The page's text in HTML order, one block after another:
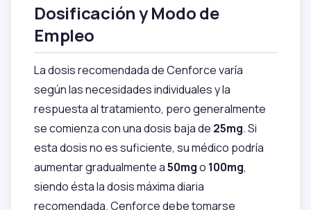
Dosificación y Modo de
Empleo
La dosis recomendada de Cenforce varía
según las necesidades individuales y la
respuesta al tratamiento, pero generalmente
se comienza con una dosis baja de 25mg. Si
esta dosis no es suficiente, su médico podría
aumentar gradualmente a50mgo 100mg,
siendo ésta la dosis máxima diaria
recomendada. Cenforce debe tomarse